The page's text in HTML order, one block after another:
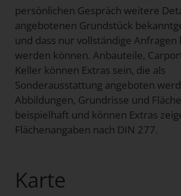
persönlichen Gespräch weitere
angebotenen Grundstück
und dass nur vollständige
werden können. Anbauteile,
Keller können Extras sein, die als
Sonderausstattung angeboten
Abbildungen, Grundrisse und
beispielhaft und können Extras
Flächenangaben nach DIN 277.
Karte